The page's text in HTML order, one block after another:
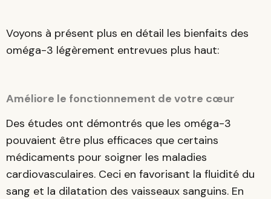
Voyons à présent plus en détail les bienfaits des
oméga-3 légèrement entrevues plus haut:
Améliore le fonctionnement de votre cœur
Des études ont démontrés que les oméga-3
pouvaient être plus efficaces que certains
médicaments pour soigner les maladies
cardiovasculaires. Ceci en favorisant la fluidité du
sang et la dilatation des vaisseaux sanguins. En